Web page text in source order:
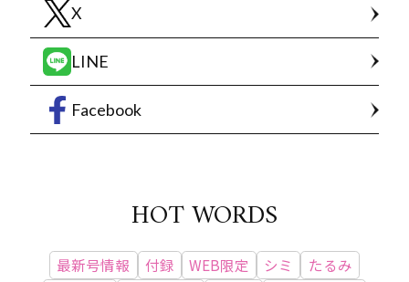
X
LINE
Facebook
HOT WORDS
最新号情報 付録 WEB限定 シミ
たるみ